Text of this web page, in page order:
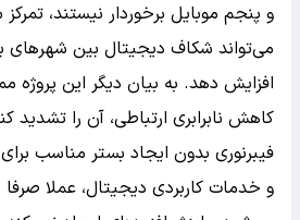
و پنجم موبایل برخوردار نیستند،
می‌تواند شکاف دیجیتال بین شهرهای
افزایش دهد. به بیان دیگر این
کاهش نابرابری ارتباطی، آن را تشدید
فیبرنوری بدون ایجاد بستر مناسب
و خدمات کاربردی دیجیتال، عملا